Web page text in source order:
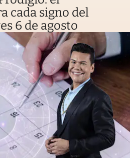
cada signo del
6 de agosto